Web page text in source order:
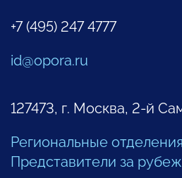
+7 (495) 247 4777
id@opora.ru
127473, г. Москва, 2-й
Региональные отделения
Представители за